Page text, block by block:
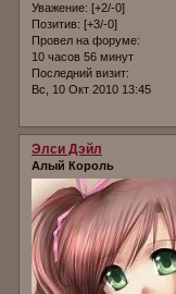
Уважение: [+2/-0]
Позитив: [+3/-0]
Провел на форуме:
10 часов 56 минут
Последний визит:
Вс, 10 Окт 2010 13:45
Элси Дэйл
Алый Король